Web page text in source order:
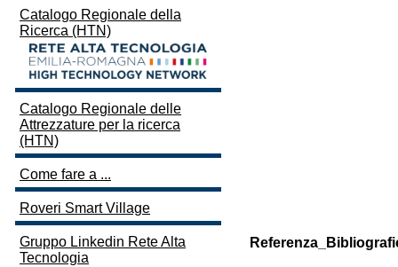
Catalogo Regionale della
Ricerca (HTN)
Catalogo Regionale delle
Attrezzature per la ricerca
(HTN)
Come fare a ...
Roveri Smart Village
Gruppo Linkedin Rete Alta
Tecnologia